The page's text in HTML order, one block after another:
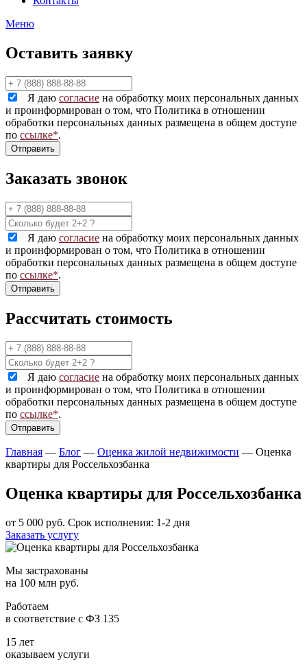
Меню
Оставить заявку
Я даю согласие на обработку моих персональных данных
и проинформирован о том, что Политика в отношении
обработки персональных данных размещена в общем доступе
по ссылке*.
Заказать звонок
Я даю согласие на обработку моих персональных данных
и проинформирован о том, что Политика в отношении
обработки персональных данных размещена в общем доступе
по ссылке*.
Рассчитать стоимость
Я даю согласие на обработку моих персональных данных
и проинформирован о том, что Политика в отношении
обработки персональных данных размещена в общем доступе
по ссылке*.
Главная — Блог — Оценка жилой недвижимости — Оценка
квартиры для Россельхозбанка
Оценка квартиры для Россельхозбанка
от 5 000 руб. Срок исполнения: 1-2 дня
Заказать услугу
Мы застрахованы
на 100 млн руб.
Работаем
в соответствие с ФЗ 135
15 лет
оказываем услуги